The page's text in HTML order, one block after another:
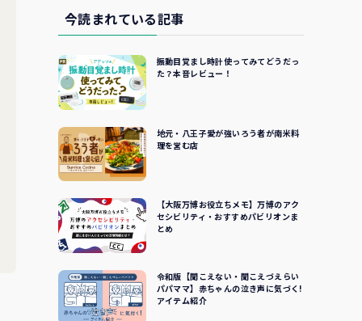
今読まれている記事
振動目覚まし時計使ってみてどうだっ
た？本音レビュー！
地元・八王子愛が強いろう者が南米料
理を営む店
【大阪万博お役立ちメモ】万博のアク
セシビリティ・おすすめパビリオンま
とめ
令和版【聞こえない・聞こえづえらい
パパママ】赤ちゃんの泣き声に気づく!
アイテム紹介